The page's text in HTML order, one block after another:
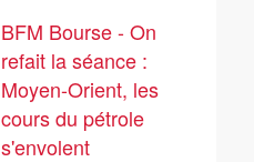
BFM Bourse - On
refait la séance :
Moyen-Orient, les
cours du pétrole
s'envolent